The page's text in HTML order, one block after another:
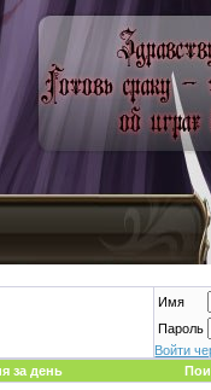
Имя
Пароль
Войти
за день